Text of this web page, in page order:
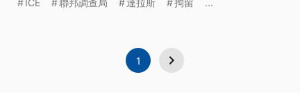
ICE 聯邦調查局 達拉斯 拘留 ...
1